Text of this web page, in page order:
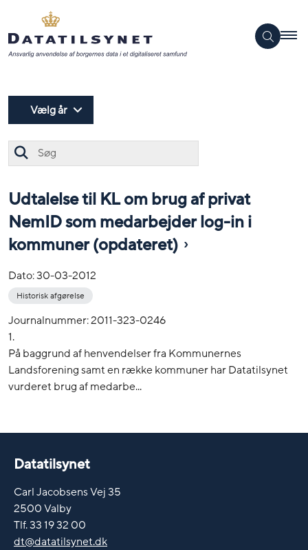
Vælg år
Udtalelse til KL om brug af privat
NemID som medarbejder log-in i
kommuner (opdateret)
Dato:30-03-2012
Historisk afgørelse
Journalnummer: 2011-323-0246
1.
På baggrund af henvendelser fra Kommunernes
Landsforening samt en række kommuner har Datatilsynet
vurderet brug af medarbe...
Datatilsynet
Carl Jacobsens Vej 35
2500 Valby
Tlf. 33 19 32 00
dt@datatilsynet.dk